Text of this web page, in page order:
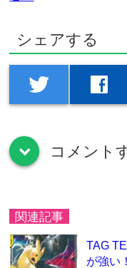
シェアする
twitter facebook
down コメント
関連記事
TAG
が強い